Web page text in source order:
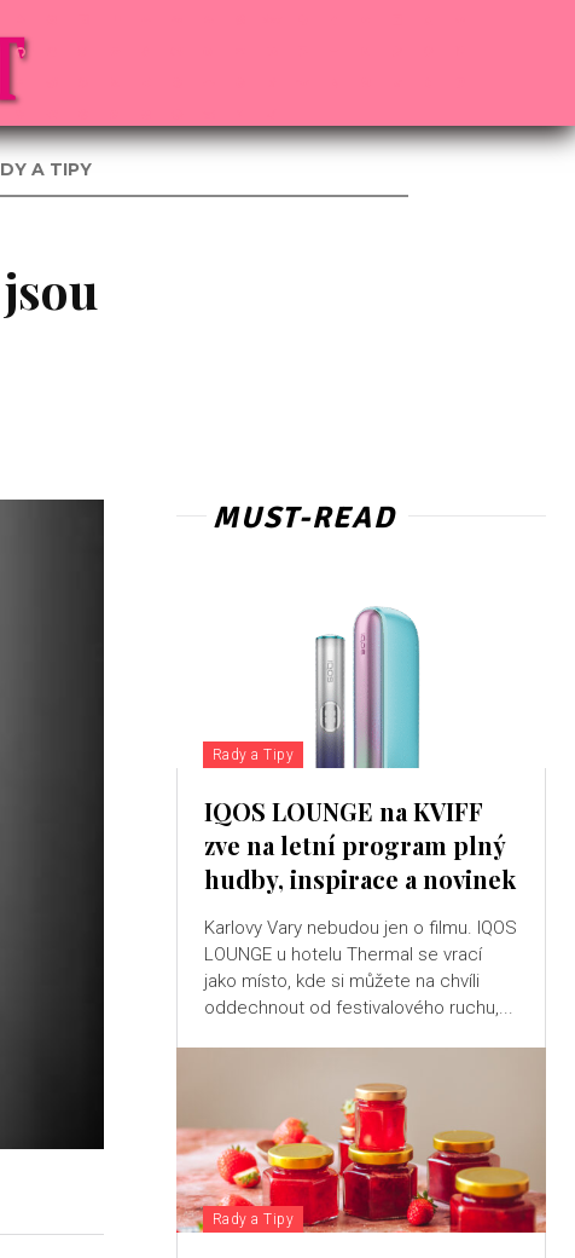
A TIPY
MUST-READ
Rady a Tipy
IQOS LOUNGE na KVIFF
zve na letní program plný
hudby, inspirace a novinek
Karlovy Vary nebudou jen o filmu. IQOS
LOUNGE u hotelu Thermal se vrací
jako místo, kde si můžete na chvíli
oddechnout od festivalového ruchu,...
Rady a Tipy